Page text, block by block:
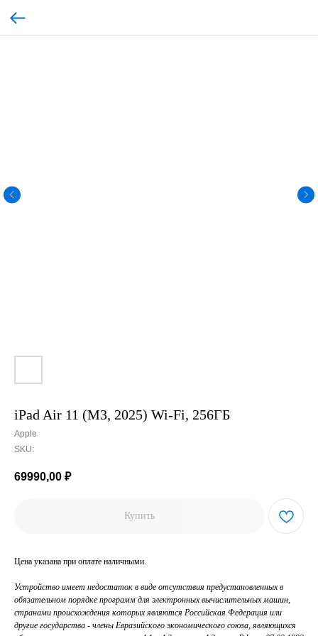
iPad Air 11 (M3, 2025) Wi-Fi, 256ГБ
Apple
SKU:
69990,00 ₽
Купить
Цена указана при оплате наличными.
Устройство имеет недостаток в виде отсутствия предустановленных в
обязательном порядке программ для электронных вычислительных машин,
странами происхождения которых являются Российская Федерация или
другие государства - члены Евразийского экономического союза, являющихся